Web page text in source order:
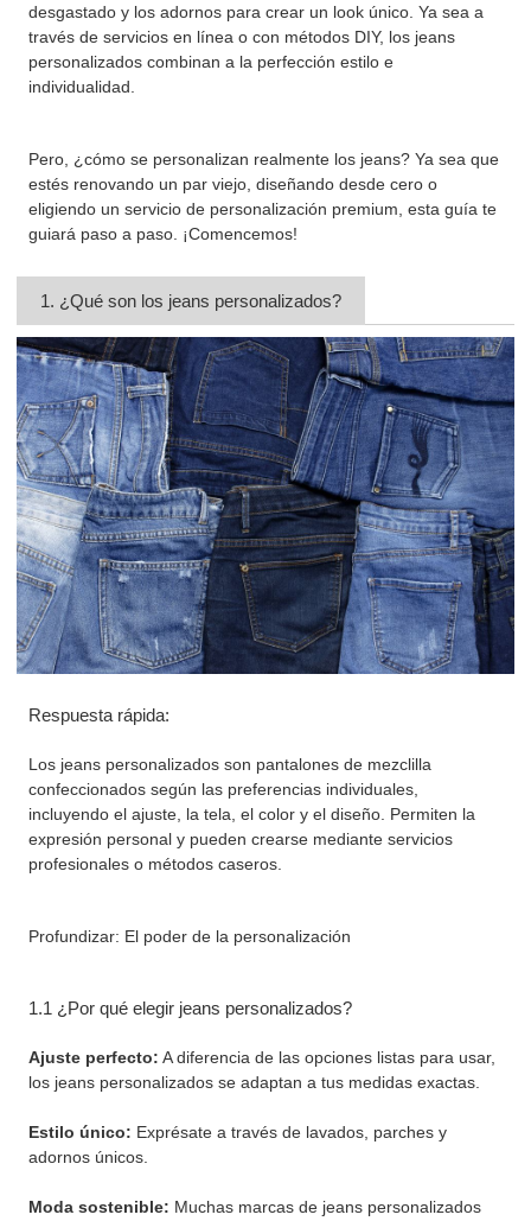
desgastado y los adornos para crear un look único. Ya sea a
través de servicios en línea o con métodos DIY, los jeans
personalizados combinan a la perfección estilo e
individualidad.
Pero, ¿cómo se personalizan realmente los jeans? Ya sea que
estés renovando un par viejo, diseñando desde cero o
eligiendo un servicio de personalización premium, esta guía te
guiará paso a paso. ¡Comencemos!
1. ¿Qué son los jeans personalizados?
Respuesta rápida:
Los jeans personalizados son pantalones de mezclilla
confeccionados según las preferencias individuales,
incluyendo el ajuste, la tela, el color y el diseño. Permiten la
expresión personal y pueden crearse mediante servicios
profesionales o métodos caseros.
Profundizar: El poder de la personalización
1.1 ¿Por qué elegir jeans personalizados?
Ajuste perfecto: A diferencia de las opciones listas para usar,
los jeans personalizados se adaptan a tus medidas exactas.
Estilo único: Exprésate a través de lavados, parches y
adornos únicos.
Moda sostenible: Muchas marcas de jeans personalizados